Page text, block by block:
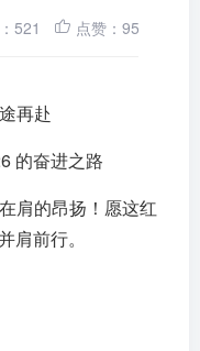
521 点赞：95
再赴
的奋进之路
肩的昂扬！愿这红
肩前行。